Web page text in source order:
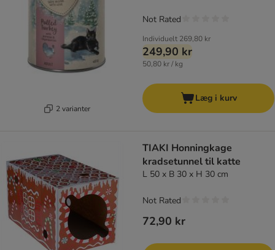
2 varianter
Individuelt 269,80 kr
249,90 kr
50,80 kr / kg
Not Rated
Læg i kurv
TIAKI Honningkage
kradsetunnel til katte
L 50 x B 30 x H 30 cm
72,90 kr
Not Rated